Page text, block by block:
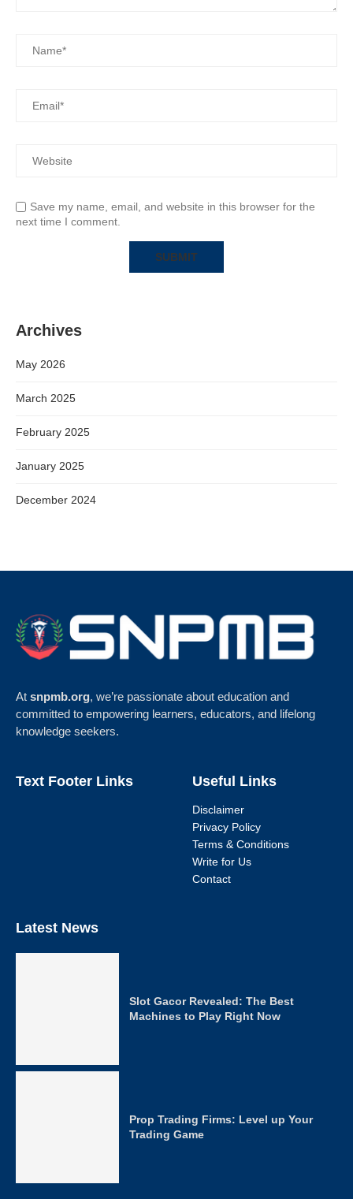
Save my name, email, and website in this browser for the
next time I comment.
Archives
May 2026
March 2025
February 2025
January 2025
December 2024
At snpmb.org, we’re passionate about education and
committed to empowering learners, educators, and lifelong
knowledge seekers.
Text Footer Links Useful Links
Disclaimer
Privacy Policy
Terms & Conditions
Write for Us
Contact
Latest News
Slot Gacor Revealed: The Best
Machines to Play Right Now
Prop Trading Firms: Level up Your
Trading Game